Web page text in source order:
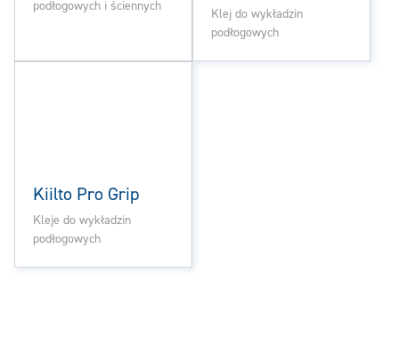
podłogowych i ściennych
Klej do wykładzin
podłogowych
Kiilto Pro Grip
Kleje do wykładzin
podłogowych